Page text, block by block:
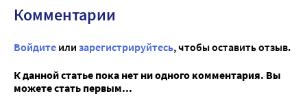
Комментарии
Войдите или зарегистрируйтесь, чтобы оставить отзыв.
К данной статье пока нет ни одного комментария. Вы
можете стать первым...